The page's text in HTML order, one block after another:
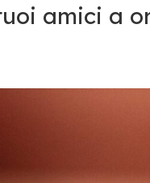
amici a